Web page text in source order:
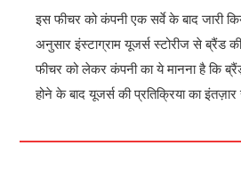
इस फीचर को कंपनी एक सर्वे के बाद जारी
अनुसार इंस्टाग्राम यूजर्स स्टोरीज से ब्रैंड
फीचर को लेकर कंपनी का ये मानना है कि
होने के बाद यूजर्स की प्रतिक्रिया का इंतज़ार